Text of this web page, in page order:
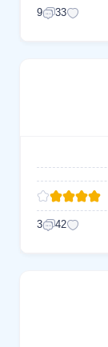
33
9
42
3